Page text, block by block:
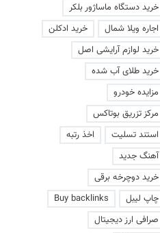
انتشار تصاویر محرمانه از
تعقیب یک ناشناس در
+ فیلم
خرید دستگاه ماساژور بلکر
اجاره ویلا شمال
خرید ادکلن
خرید لوازم آرایشی اصل
خرید طلای آب شده
مزایده خودرو
مرکز تزریق بوتاکس
استند تسلیت
اخذ رتبه
آهنگ جدید
خرید دوچرخه برقی
چاپ لیبل
Buy backlinks
صرافی ارز دیجیتال